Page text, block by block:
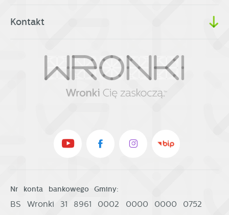
Kontakt
Nr konta bankowego Gminy:
BS Wronki 31 8961 0002 0000 0000 0752